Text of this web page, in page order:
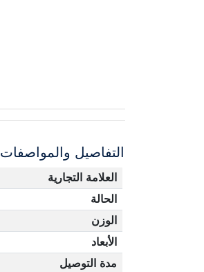
التفاصيل والمواصفات
العلامة التجارية
الحالة
الوزن
الأبعاد
مدة التوصيل